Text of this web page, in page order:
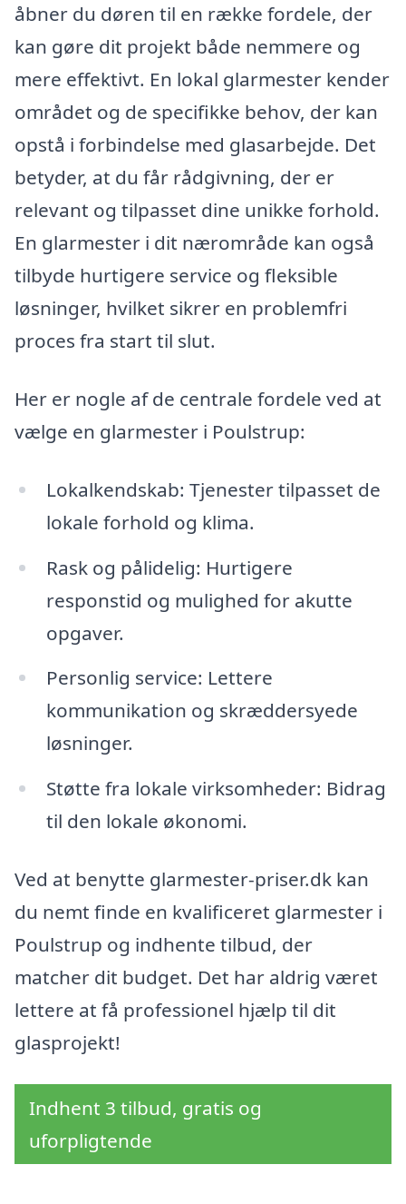
åbner du døren til en række fordele, der
kan gøre dit projekt både nemmere og
mere effektivt. En lokal glarmester kender
området og de specifikke behov, der kan
opstå i forbindelse med glasarbejde. Det
betyder, at du får rådgivning, der er
relevant og tilpasset dine unikke forhold.
En glarmester i dit nærområde kan også
tilbyde hurtigere service og fleksible
løsninger, hvilket sikrer en problemfri
proces fra start til slut.
Her er nogle af de centrale fordele ved at
vælge en glarmester i Poulstrup:
Lokalkendskab: Tjenester tilpasset de
lokale forhold og klima.
Rask og pålidelig: Hurtigere
responstid og mulighed for akutte
opgaver.
Personlig service: Lettere
kommunikation og skræddersyede
løsninger.
Støtte fra lokale virksomheder: Bidrag
til den lokale økonomi.
Ved at benytte glarmester-priser.dk kan
du nemt finde en kvalificeret glarmester i
Poulstrup og indhente tilbud, der
matcher dit budget. Det har aldrig været
lettere at få professionel hjælp til dit
glasprojekt!
Indhent 3 tilbud, gratis og
uforpligtende